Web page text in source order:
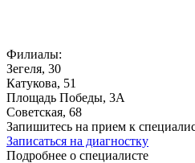
Филиалы:
Зегеля, 30
Катукова, 51
Площадь Победы, 3А
Советская, 68
Запишитесь на прием к
Записаться на диагностку
Подробнее о специалисте